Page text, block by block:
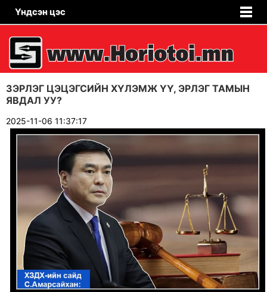
Үндсэн цэс
ЗЭРЛЭГ ЦЭЦЭГСИЙН ХҮЛЭМЖ ҮҮ, ЭРЛЭГ ТАМЫН
ЯВДАЛ УУ?
2025-11-06 11:37:17